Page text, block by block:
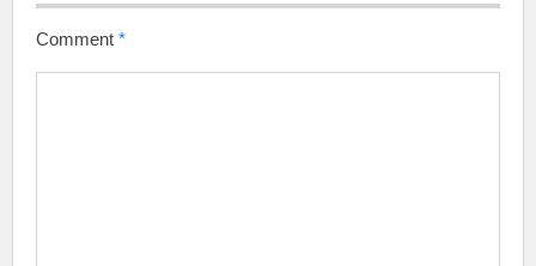
Comment *